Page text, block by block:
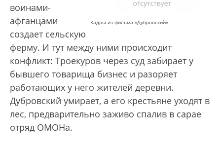
Кадры из фильма «Дубровский»
воинами-
афганцами
создает сельскую
ферму. И тут между ними происходит
конфликт: Троекуров через суд забирает у
бывшего товарища бизнес и разоряет
работающих у него жителей деревни.
Дубровский умирает, а его крестьяне уходят в
лес, предварительно заживо спалив в сарае
отряд ОМОНа.